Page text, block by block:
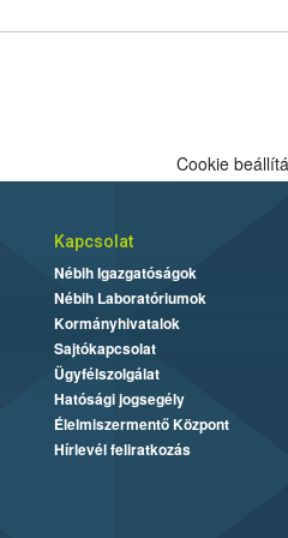
Cookie
Kapcsolat
Nébih Igazgatóságok
Nébih Laboratóriumok
Kormányhivatalok
Sajtókapcsolat
Ügyfélszolgálat
Hatósági jogsegély
Élelmiszermentő Központ
Hírlevél feliratkozás